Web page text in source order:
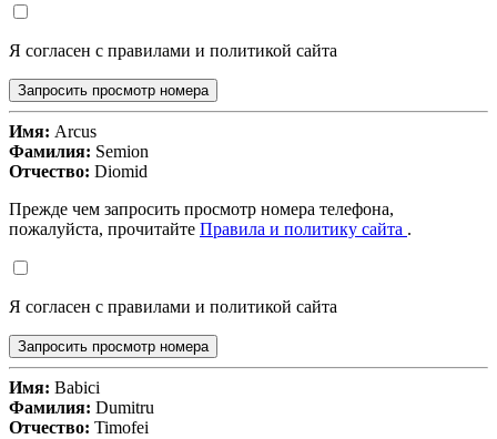
Я согласен с правилами и политикой сайта
Запросить просмотр номера
Имя: Arcus
Фамилия: Semion
Отчество: Diomid
Прежде чем запросить просмотр номера телефона,
пожалуйста, прочитайте Правила и политику сайта .
Я согласен с правилами и политикой сайта
Запросить просмотр номера
Имя: Babici
Фамилия: Dumitru
Отчество: Timofei